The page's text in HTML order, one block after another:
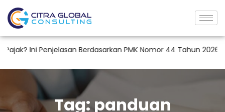
Ini Penjelasan Berdasarkan PMK Nomor 44 Tahun 2026
Tag:panduan